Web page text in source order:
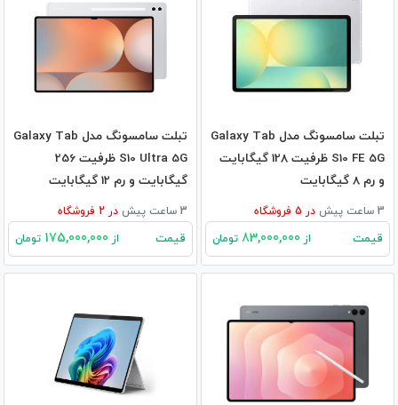
تبلت سامسونگ مدل Galaxy Tab
S10 FE 5G ظرفیت 128 گیگابایت
و رم 8 گیگابایت
3 ساعت پیش در فروشگاه
قیمت از تومان
تبلت سامسونگ مدل Galaxy Tab
S10 Ultra 5G ظرفیت 256
گیگابایت و رم 12 گیگابایت
3 ساعت پیش در فروشگاه
قیمت از تومان